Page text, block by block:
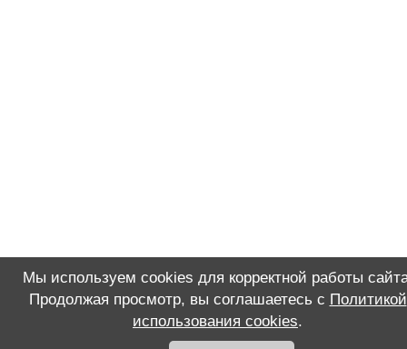
Мы используем cookies для корректной работы
Продолжая просмотр, вы соглашаетесь с Политикой
использования cookies.